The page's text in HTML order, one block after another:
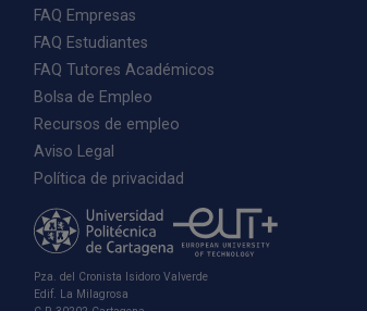
FAQ Empresas
FAQ Estudiantes
FAQ Tutores Académicos
Bolsa de Empleo
Recursos de empleo
Aviso Legal
Política de privacidad
Pza. del Cronista Isidoro Valverde
Edif. La Milagrosa